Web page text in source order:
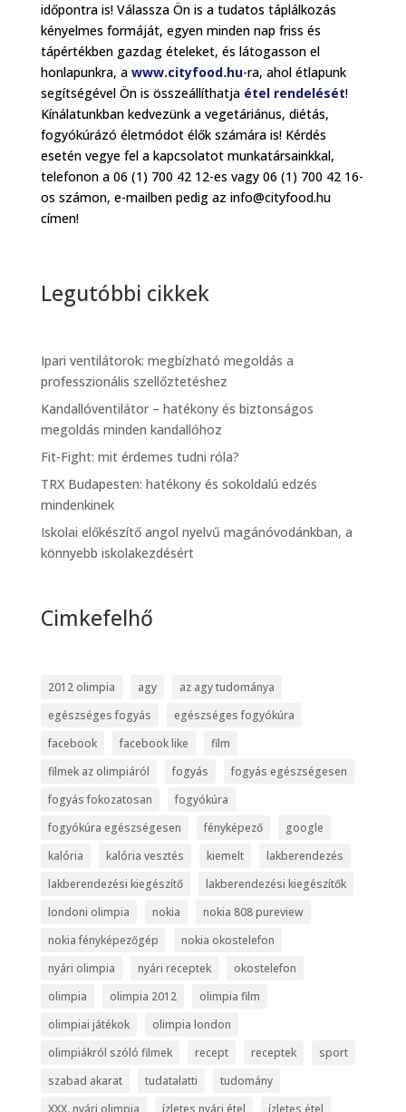
időpontra is! Válassza Ön is a tudatos táplálkozás
kényelmes formáját, egyen minden nap friss és
tápértékben gazdag ételeket, és látogasson el
honlapunkra, a www.cityfood.hu-ra, ahol étlapunk
segítségével Ön is összeállíthatja étel rendelését!
Kínálatunkban kedvezünk a vegetáriánus, diétás,
fogyókúrázó életmódot élők számára is! Kérdés
esetén vegye fel a kapcsolatot munkatársainkkal,
telefonon a 06 (1) 700 42 12-es vagy 06 (1) 700 42 16-
os számon, e-mailben pedig az info@cityfood.hu
címen!
Legutóbbi cikkek
Ipari ventilátorok: megbízható megoldás a
professzionális szellőztetéshez
Kandallóventilátor – hatékony és biztonságos
megoldás minden kandallóhoz
Fit-Fight: mit érdemes tudni róla?
TRX Budapesten: hatékony és sokoldalú edzés
mindenkinek
Iskolai előkészítő angol nyelvű magánóvodánkban, a
könnyebb iskolakezdésért
Cimkefelhő
2012 olimpia agy
az agy tudománya
egészséges fogyás
egészséges fogyókúra
facebook
facebook like
film
filmek az olimpiáról
fogyás
fogyás egészségesen
fogyás fokozatosan
fogyókúra
fogyókúra egészségesen
fényképező
google
kalória
kalória vesztés kiemelt
lakberendezés
lakberendezési kiegészítő
lakberendezési kiegészítők
londoni olimpia
nokia
nokia 808 pureview
nokia fényképezőgép
nokia okostelefon
nyári olimpia
nyári receptek
okostelefon
olimpia
olimpia 2012
olimpia film
olimpiai játékok
olimpia london
olimpiákról szóló filmek
recept receptek
sport
szabad akarat
tudatalatti
tudomány
XXX. nyári olimpia
ízletes nyári étel ízletes étel